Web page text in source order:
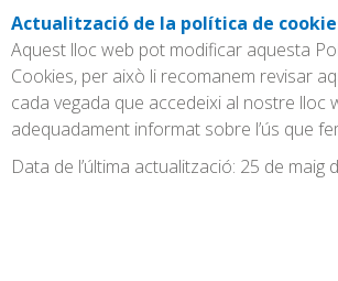
Actualització de la política de
Aquest lloc web pot modificar aquesta
Cookies, per això li recomanem revisar
cada vegada que accedeixi al nostre lloc
adequadament informat sobre l’ús que
Data de l’última actualització: 25 de maig